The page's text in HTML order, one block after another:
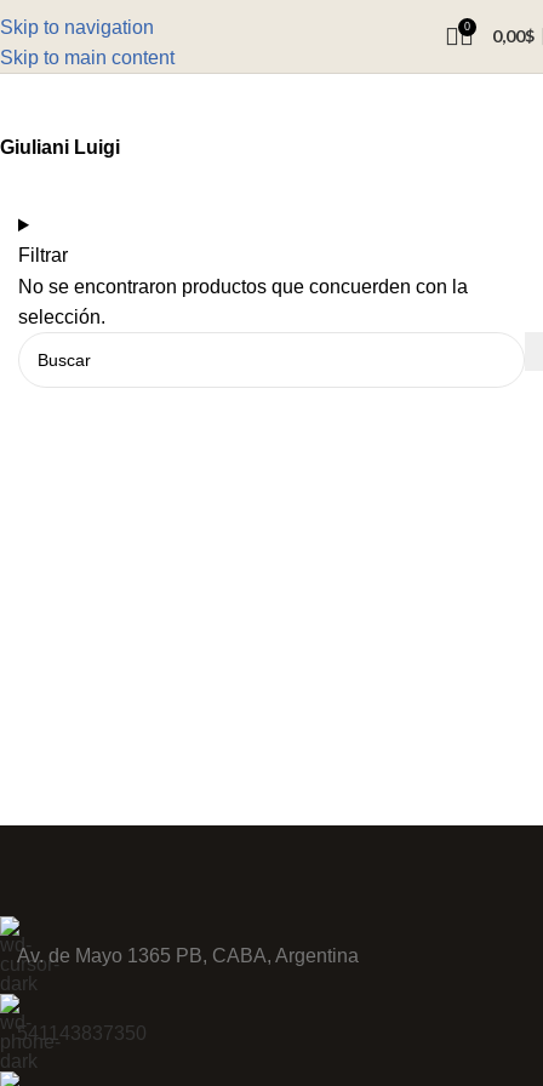
Skip to navigation
Skip to main content
0 0,00$
Giuliani Luigi
Filtrar
No se encontraron productos que concuerden con la
selección.
Av. de Mayo 1365 PB, CABA, Argentina
541143837350